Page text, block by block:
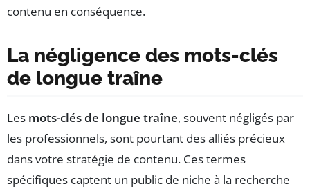
contenu en conséquence.
La négligence des mots-clés
de longue traîne
Les mots-clés de longue traîne, souvent négligés par
les professionnels, sont pourtant des alliés précieux
dans votre stratégie de contenu. Ces termes
spécifiques captent un public de niche à la recherche